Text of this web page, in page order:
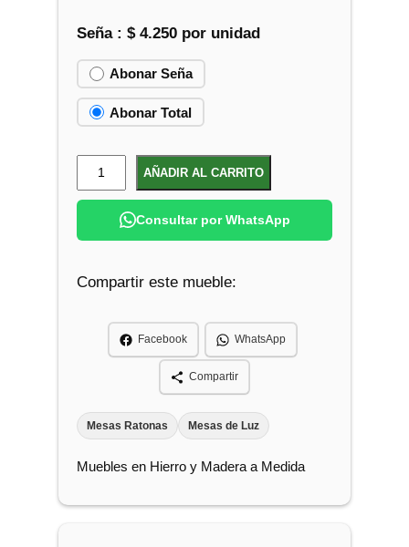
Seña : $4.250por unidad
Abonar Total
Abonar Seña
e
i
a
c
n
AÑADIR AL CARRITO
Consultar por WhatsApp
Compartir este mueble:
Facebook WhatsApp
Compartir
Mesas Ratonas Mesas de Luz
Muebles en Hierro y Madera a Medida